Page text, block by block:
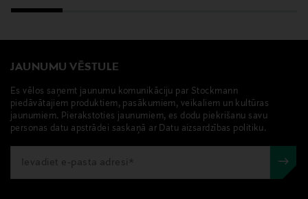
JAUNUMU VĒSTULE
Es vēlos saņemt jaunumu komunikāciju par Stockmann
piedāvātajiem produktiem, pasākumiem, veikaliem un kultūras
jaunumiem. Pierakstoties jaunumiem, es dodu piekrišanu savu
personas datu apstrādei saskaņā ar Datu aizsardzības politiku.